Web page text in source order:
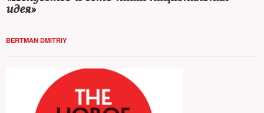
идея»
BERTMAN DMITRIY